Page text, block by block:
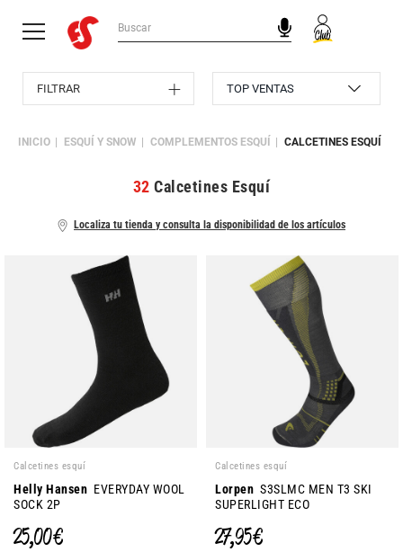
INICIO ESQUÍ Y SNOW COMPLEMENTOS ESQUÍ CALCETINES ESQUÍ
Localiza tu tienda y consulta la disponibilidad de los artículos
32 Calcetines Esquí
Calcetines esquí
Helly Hansen EVERYDAY WOOL
SOCK 2P
25,00 €
Calcetines esquí
Lorpen S3SLMC MEN T3 SKI
SUPERLIGHT ECO
27,95 €
FILTRAR